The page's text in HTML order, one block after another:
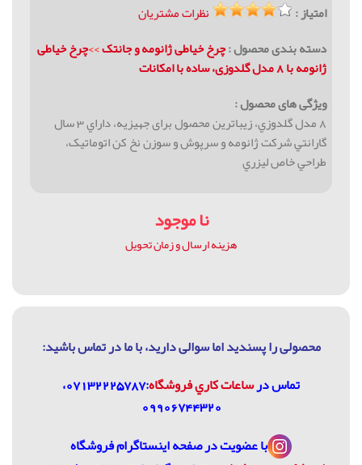
امتیاز :
نظرات مشتریان
دسته بندی محصول :چرخ خیاطی ژانومه و جانتک>>چرخ خیاطی
ژانومه با 8 مدل گلدوزی، ساده با امكانات
ویژگی های محصول :
8 مدل گلدوزي، زیباترین محصول برای جهیزیه، داراي 3 سال
گارانتي شركت ژانومه و سرپوش و سوزن نخ کن اتوماتیک،
طراحي خاص ليزري
نا موجود
هزینه ارسال و زمان تحویل
محصولی را پسندید اما سوالی دارید، با ما در تماس باشيد:
تماس درساعات كاري فروشگاه
:07132225787،
09906744320
با عضویت درصفحه اینستاگرام فروشگاه